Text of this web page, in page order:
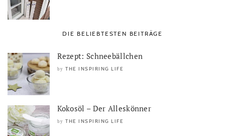
DIE BELIEBTESTEN BEITRÄGE
Rezept: Schneebällchen
by THE INSPIRING LIFE
Kokosöl – Der Alleskönner
by THE INSPIRING LIFE